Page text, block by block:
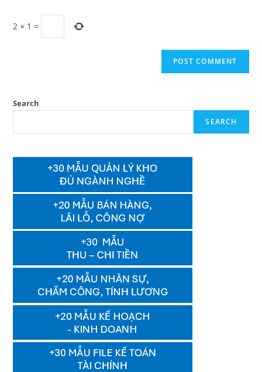
2 × 1 =
Search
SEARCH